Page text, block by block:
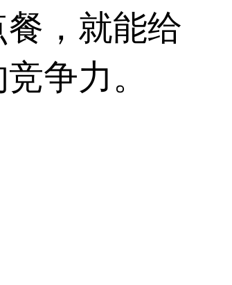
餐 ，就能给
争力。